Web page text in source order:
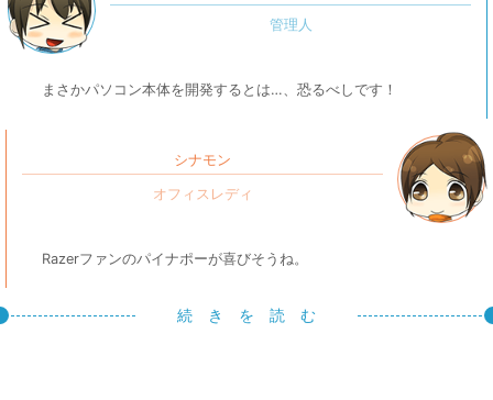
まさかパソコン本体を開発するとは…、恐るべしです！
シナモン
Razerファンのパイナポーが喜びそうね。
続 き を 読 む